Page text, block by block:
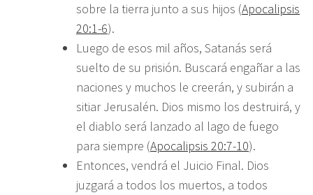
sobre la tierra junto a sus hijos (Apocalipsis
20:1-6).
Luego de esos mil años, Satanás será
suelto de su prisión. Buscará engañar a las
naciones y muchos le creerán, y subirán a
sitiar Jerusalén. Dios mismo los destruirá, y
el diablo será lanzado al lago de fuego
para siempre (Apocalipsis 20:7-10).
Entonces, vendrá el Juicio Final. Dios
juzgará a todos los muertos, a todos